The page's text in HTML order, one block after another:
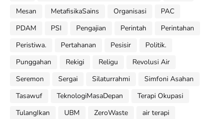
Mesan
MetafisikaSains Organisasi
PAC
PDAM
PSI Pengajian Perintah
Perintahan
Peristiwa.
Pertahanan Pesisir
Politik.
Punggahan
Rekigi Religu
Revolusi Air
Seremon
Sergai Silaturrahmi
Simfoni Asahan
Tasawuf
TeknologiMasaDepan
Terapi Okupasi
TulangIkan
UBM ZeroWaste
air terapi